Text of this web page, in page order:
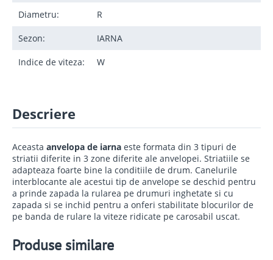
Diametru: R
Sezon: IARNA
Indice de viteza: W
Descriere
Aceasta anvelopa de iarna este formata din 3 tipuri de
striatii diferite in 3 zone diferite ale anvelopei. Striatiile se
adapteaza foarte bine la conditiile de drum. Canelurile
interblocante ale acestui tip de anvelope se deschid pentru
a prinde zapada la rularea pe drumuri inghetate si cu
zapada si se inchid pentru a onferi stabilitate blocurilor de
pe banda de rulare la viteze ridicate pe carosabil uscat.
Produse similare